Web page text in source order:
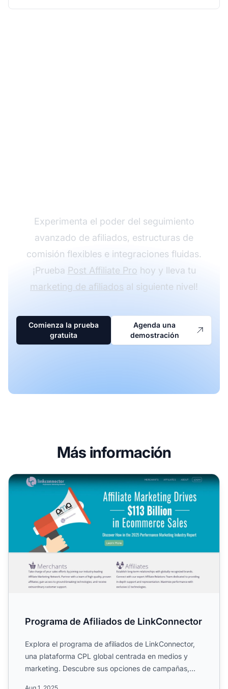
Experimenta el poder del seguimiento
avanzado de afiliados, estructuras de
comisión flexibles e integraciones fluidas.
¡Prueba Post Affiliate Pro hoy y lleva tu
marketing de afiliados al siguiente nivel!
Comienza la prueba
gratuita
Agenda una
demostración
Más información
Programa de Afiliados de LinkConnector
Programa de Afiliados de LinkConnector
Explora el programa de afiliados de LinkConnector,
una plataforma CPL global centrada en medios y
marketing. Descubre sus opciones de campañas,